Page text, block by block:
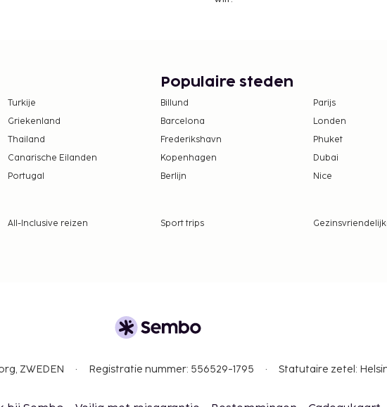
te betalen via
zijn mogelijk
Turkije
Griekenland
Thailand
Canarische Eilanden
Portugal
Populaire steden
Billund Parijs
Barcelona
Londen
Frederikshavn
Phuket
Kopenhagen
Dubai
Berlijn
Nice
All-Inclusive reizen Sport trips
ZWEDEN Registratie nummer: 556529-1795 Statutaire zetel: